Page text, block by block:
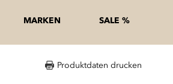
MARKEN SALE %
Produktdaten drucken